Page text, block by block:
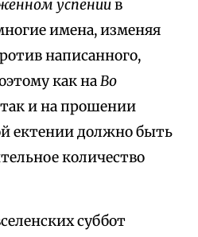
успениив
имена, изменяя
написанного,
как наВо
так и на прошении
ектении должно быть
количество
суббот